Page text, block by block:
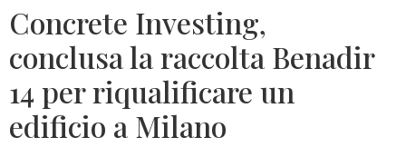
Concrete Investing,
conclusa la raccolta Benadir
14 per riqualificare un
edificio a Milano